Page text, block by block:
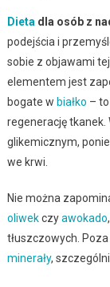
Dietadla osób z
podejścia i
sobie z objawami
elementem jest
bogate w białko –
regenerację tkanek.
glikemicznym,
we krwi.
Nie można
oliwekczyawokado
tłuszczowych.
minerały,